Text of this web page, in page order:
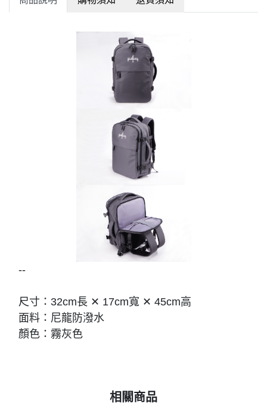
--
尺寸：32cm長 ✕ 17cm寬 ✕ 45cm高
面料：尼龍防潑水
顏色：霧灰色
相關商品